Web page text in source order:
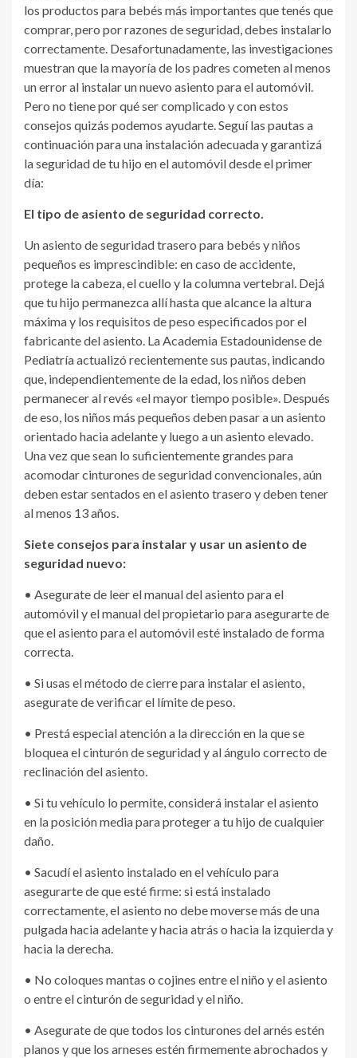
los productos para bebés más importantes que tenés que
comprar, pero por razones de seguridad, debes instalarlo
correctamente. Desafortunadamente, las investigaciones
muestran que la mayoría de los padres cometen al menos
un error al instalar un nuevo asiento para el automóvil.
Pero no tiene por qué ser complicado y con estos
consejos quizás podemos ayudarte. Seguí las pautas a
continuación para una instalación adecuada y garantizá
la seguridad de tu hijo en el automóvil desde el primer
día:
El tipo de asiento de seguridad correcto.
Un asiento de seguridad trasero para bebés y niños
pequeños es imprescindible: en caso de accidente,
protege la cabeza, el cuello y la columna vertebral. Dejá
que tu hijo permanezca allí hasta que alcance la altura
máxima y los requisitos de peso especificados por el
fabricante del asiento. La Academia Estadounidense de
Pediatría actualizó recientemente sus pautas, indicando
que, independientemente de la edad, los niños deben
permanecer al revés «el mayor tiempo posible». Después
de eso, los niños más pequeños deben pasar a un asiento
orientado hacia adelante y luego a un asiento elevado.
Una vez que sean lo suficientemente grandes para
acomodar cinturones de seguridad convencionales, aún
deben estar sentados en el asiento trasero y deben tener
al menos 13 años.
Siete consejos para instalar y usar un asiento de
seguridad nuevo:
• Asegurate de leer el manual del asiento para el
automóvil y el manual del propietario para asegurarte de
que el asiento para el automóvil esté instalado de forma
correcta.
• Si usas el método de cierre para instalar el asiento,
asegurate de verificar el límite de peso.
• Prestá especial atención a la dirección en la que se
bloquea el cinturón de seguridad y al ángulo correcto de
reclinación del asiento.
• Si tu vehículo lo permite, considerá instalar el asiento
en la posición media para proteger a tu hijo de cualquier
daño.
• Sacudí el asiento instalado en el vehículo para
asegurarte de que esté firme: si está instalado
correctamente, el asiento no debe moverse más de una
pulgada hacia adelante y hacia atrás o hacia la izquierda y
hacia la derecha.
• No coloques mantas o cojines entre el niño y el asiento
o entre el cinturón de seguridad y el niño.
• Asegurate de que todos los cinturones del arnés estén
planos y que los arneses estén firmemente abrochados y